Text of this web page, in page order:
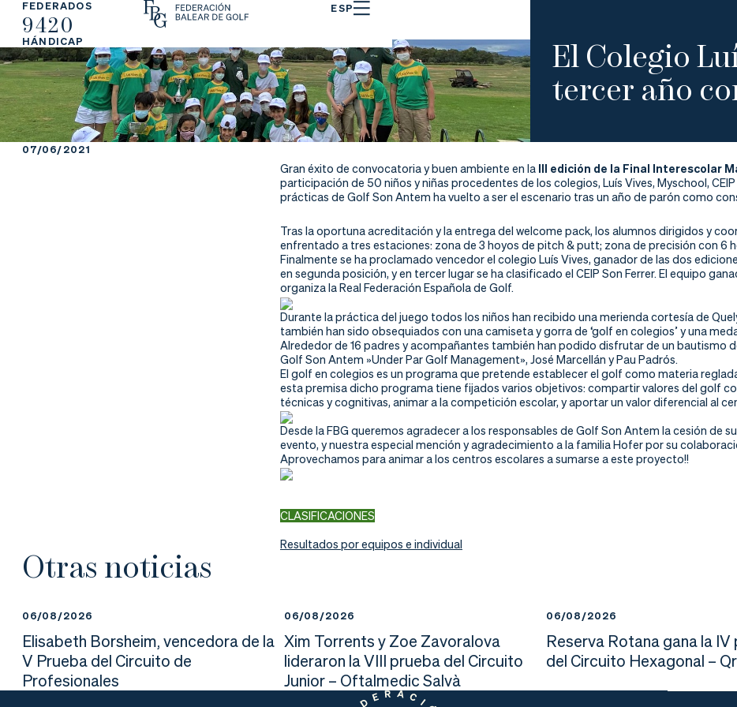
FEDERADOS
9420
HÁNDICAP
ESP
La
Fe
de
ra
Fe
de
ra
rs
Ju
ga
r
El Colegio
tercer año
07/06/2021
Gran éxito de convocatoria y buen ambiente en la III edición de la Final Interescolar
participación de 50 niños y niñas procedentes de los colegios, Luís Vives, Myschool,
prácticas de Golf Son Antem ha vuelto a ser el escenario tras un año de parón como
Tras la oportuna acreditación y la entrega del welcome pack, los alumnos dirigidos y
enfrentado a tres estaciones: zona de 3 hoyos de pitch & putt; zona de precisión con 6
Finalmente se ha proclamado vencedor el colegio Luís Vives, ganador de las dos
en segunda posición, y en tercer lugar se ha clasificado el CEIP Son Ferrer. El equipo
organiza la Real Federación Española de Golf.
Durante la práctica del juego todos los niños han recibido una merienda cortesía de
también han sido obsequiados con una camiseta y gorra de ‘golf en colegios’ y una
Alrededor de 16 padres y acompañantes también han podido disfrutar de un bautismo
Golf Son Antem »Under Par Golf Management», José Marcellán y Pau Padrós.
El golf en colegios es un programa que pretende establecer el golf como materia
esta premisa dicho programa tiene fijados varios objetivos: compartir valores del golf
técnicas y cognitivas, animar a la competición escolar, y aportar un valor diferencial al
Desde la FBG queremos agradecer a los responsables de Golf Son Antem la cesión de
evento, y nuestra especial mención y agradecimiento a la familia Hofer por su
Aprovechamos para animar a los centros escolares a sumarse a este proyecto!!
CLASIFICACIONES
Resultados por equipos e individual
Otras noticias
06/08/2026
Elisabeth Borsheim, vencedora de la
V Prueba del Circuito de
Profesionales
06/08/2026
Xim Torrents y Zoe Zavoralova
lideraron la VIII prueba del Circuito
Junior – Oftalmedic Salvà
06/08/2026
Reserva Rotana gana la IV
del Circuito Hexagonal –